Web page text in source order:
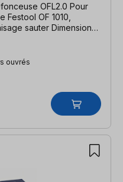
OFL2.0 Pour
OF 1010,
Dimensions
ouvrés